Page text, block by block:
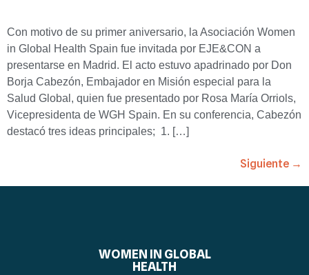
Con motivo de su primer aniversario, la Asociación Women
in Global Health Spain fue invitada por EJE&CON a
presentarse en Madrid. El acto estuvo apadrinado por Don
Borja Cabezón, Embajador en Misión especial para la
Salud Global, quien fue presentado por Rosa María Orriols,
Vicepresidenta de WGH Spain. En su conferencia, Cabezón
destacó tres ideas principales; 1. […]
Siguiente →
WOMEN IN GLOBAL
HEALTH